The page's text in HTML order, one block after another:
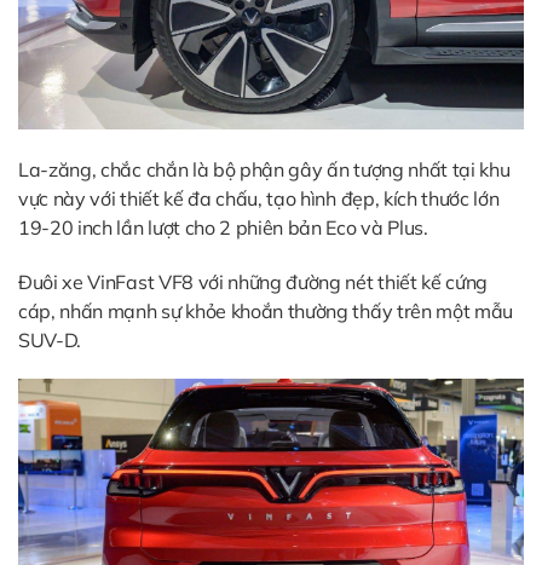
La-zăng, chắc chắn là bộ phận gây ấn tượng nhất tại khu
vực này với thiết kế đa chấu, tạo hình đẹp, kích thước lớn
19-20 inch lần lượt cho 2 phiên bản Eco và Plus.
Đuôi xe VinFast VF8 với những đường nét thiết kế cứng
cáp, nhấn mạnh sự khỏe khoắn thường thấy trên một mẫu
SUV-D.